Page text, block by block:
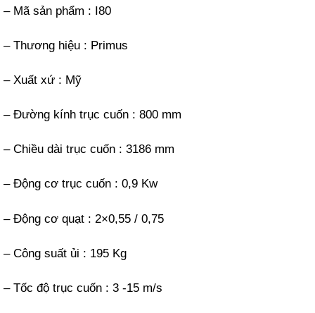
5.00trên 5
dựa trên
– Mã sản phẩm : I80
– Thương hiệu : Primus
– Xuất xứ : Mỹ
– Đường kính trục cuốn : 800 mm
– Chiều dài trục cuốn : 3186 mm
– Động cơ trục cuốn : 0,9 Kw
– Động cơ quạt : 2×0,55 / 0,75
– Công suất ủi : 195 Kg
– Tốc độ trục cuốn : 3 -15 m/s